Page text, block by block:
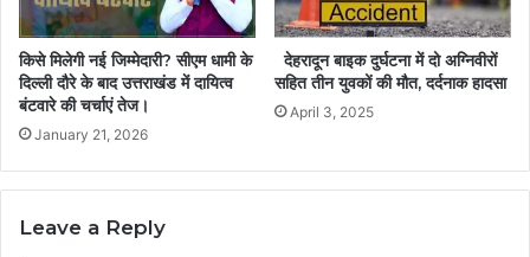
किसे मिलेगी नई जिम्मेदारी? सीएम धामी के
दिल्ली दौरे के बाद उत्तराखंड में दायित्व
बंटवारे की चर्चाएं तेज।
January 21, 2026
देहरादून बाइक दुर्घटना में दो अग्निवीरों
सहित तीन युवकों की मौत, दर्दनाक हादसा
April 3, 2025
Leave a Reply